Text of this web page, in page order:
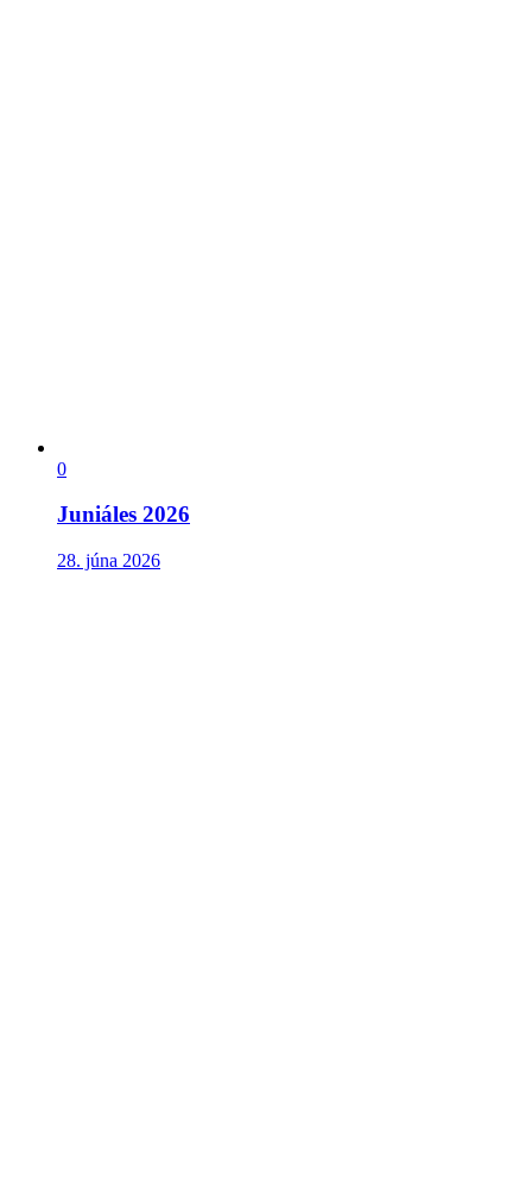
0
Juniáles 2026
28. júna 2026